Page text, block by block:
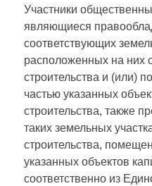
Участники
являющиеся
соответствующих
расположенных на них
строительства и (или)
частью указанных
строительства, также
таких земельных
строительства,
указанных объектов
соответственно из